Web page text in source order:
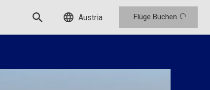
Austria Flüge Buchen